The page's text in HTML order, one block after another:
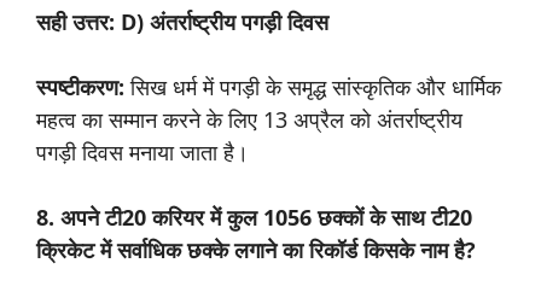
सही उत्तर: D) अंतर्राष्ट्रीय पगड़ी दिवस
स्पष्टीकरण: सिख धर्म में पगड़ी के समृद्ध सांस्कृतिक और धार्मिक
महत्व का सम्मान करने के लिए 13 अप्रैल को अंतर्राष्ट्रीय
पगड़ी दिवस मनाया जाता है।
8. अपने टी20 करियर में कुल 1056 छक्कों के साथ टी20
क्रिकेट में सर्वाधिक छक्के लगाने का रिकॉर्ड किसके नाम है?